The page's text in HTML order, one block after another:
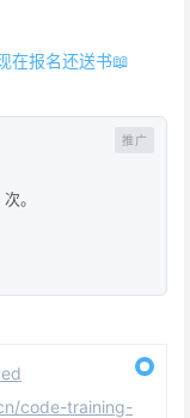
在报名还送书📖
。
code-training-